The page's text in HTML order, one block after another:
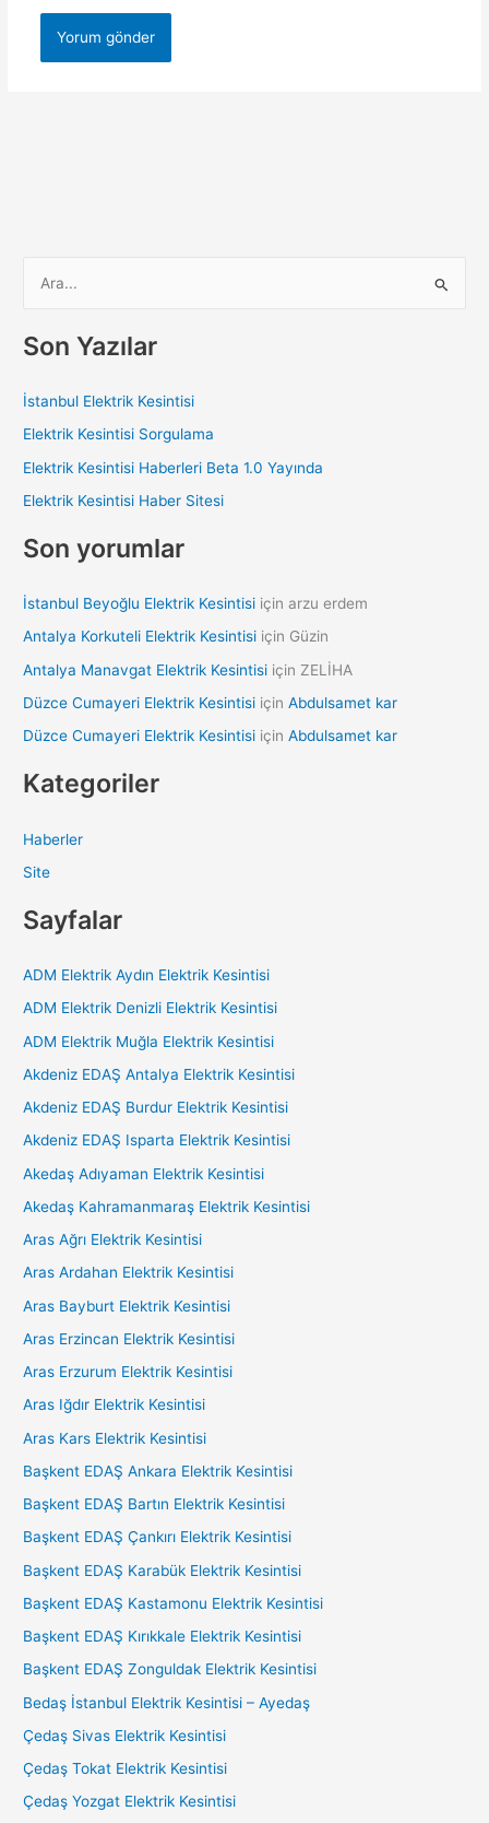
r
o
r
Son Yazılar
İstanbul Elektrik Kesintisi
Elektrik Kesintisi Sorgulama
Elektrik Kesintisi Haberleri Beta 1.0 Yayında
Elektrik Kesintisi Haber Sitesi
Son yorumlar
İstanbul Beyoğlu Elektrik Kesintisi içinarzu erdem
Antalya Korkuteli Elektrik Kesintisi için Güzin
Antalya Manavgat Elektrik Kesintisi için ZELİHA
Düzce Cumayeri Elektrik Kesintisi içinAbdulsamet kar
Düzce Cumayeri Elektrik Kesintisi içinAbdulsamet kar
Kategoriler
Haberler
Site
Sayfalar
ADM Elektrik Aydın Elektrik Kesintisi
ADM Elektrik Denizli Elektrik Kesintisi
ADM Elektrik Muğla Elektrik Kesintisi
Akdeniz EDAŞ Antalya Elektrik Kesintisi
Akdeniz EDAŞ Burdur Elektrik Kesintisi
Akdeniz EDAŞ Isparta Elektrik Kesintisi
Akedaş Adıyaman Elektrik Kesintisi
Akedaş Kahramanmaraş Elektrik Kesintisi
Aras Ağrı Elektrik Kesintisi
Aras Ardahan Elektrik Kesintisi
Aras Bayburt Elektrik Kesintisi
Aras Erzincan Elektrik Kesintisi
Aras Erzurum Elektrik Kesintisi
Aras Iğdır Elektrik Kesintisi
Aras Kars Elektrik Kesintisi
Başkent EDAŞ Ankara Elektrik Kesintisi
Başkent EDAŞ Bartın Elektrik Kesintisi
Başkent EDAŞ Çankırı Elektrik Kesintisi
Başkent EDAŞ Karabük Elektrik Kesintisi
Başkent EDAŞ Kastamonu Elektrik Kesintisi
Başkent EDAŞ Kırıkkale Elektrik Kesintisi
Başkent EDAŞ Zonguldak Elektrik Kesintisi
Bedaş İstanbul Elektrik Kesintisi – Ayedaş
Çedaş Sivas Elektrik Kesintisi
Çedaş Tokat Elektrik Kesintisi
Çedaş Yozgat Elektrik Kesintisi